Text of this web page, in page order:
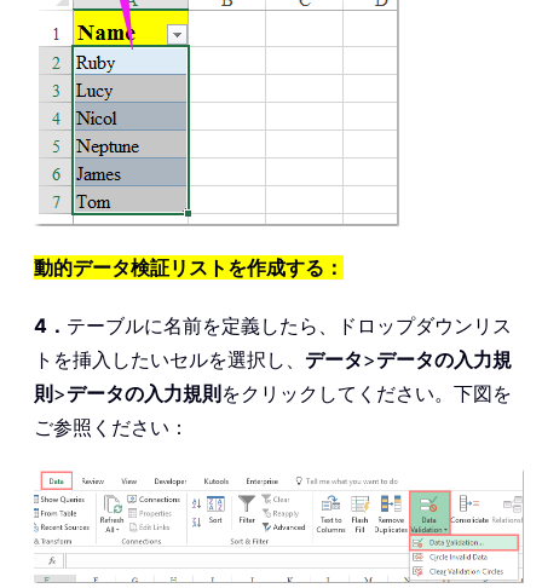
動的データ検証リストを作成する：
4． テーブルに名前を定義したら、ドロップダウンリス
トを挿入したいセルを選択し、 データ>データの入力規
則>データの入力規則をクリックしてください。下図を
ご参照ください：